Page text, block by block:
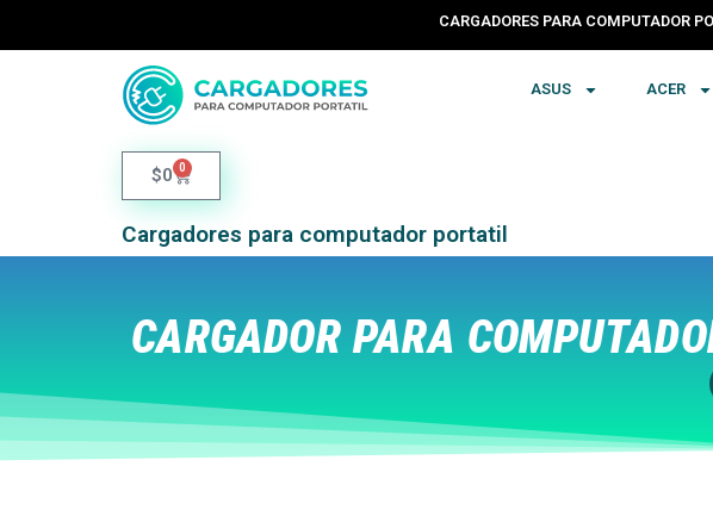
CARGADORES PARA COMPUTADOR
ASUS ACER
$0 0
Cargadores para computador portatil
CARGADOR PARA